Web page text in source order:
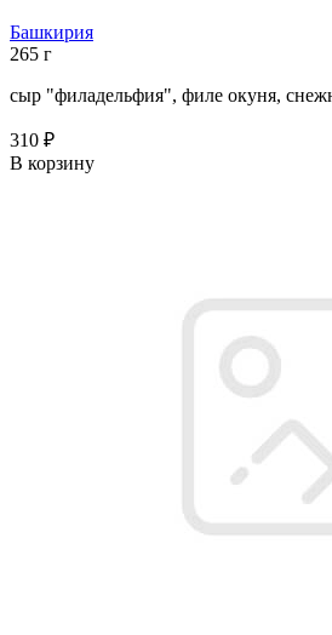
Башкирия
265 г
сыр "филадельфия", филе окуня,
310 ₽
В корзину